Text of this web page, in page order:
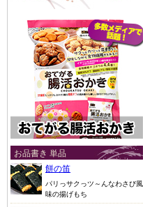
お品書き 単品
餅の笛
パリっサクっツ～んなわさび風
味の揚げもち